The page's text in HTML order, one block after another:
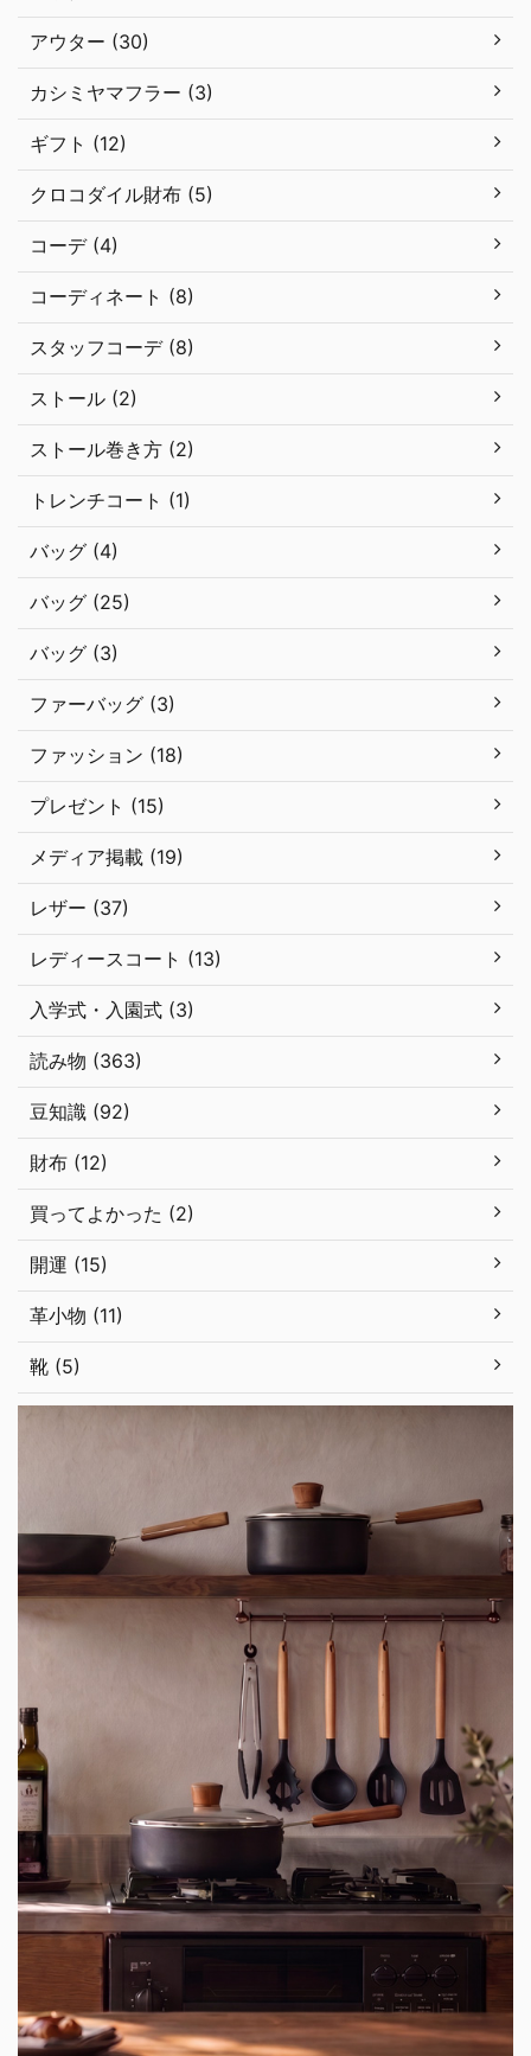
アウター (30)
カシミヤマフラー (3)
ギフト (12)
クロコダイル財布 (5)
コーデ (4)
コーディネート (8)
スタッフコーデ (8)
ストール (2)
ストール巻き方 (2)
トレンチコート (1)
バッグ (4)
バッグ (25)
バッグ (3)
ファーバッグ (3)
ファッション (18)
プレゼント (15)
メディア掲載 (19)
レザー (37)
レディースコート (13)
入学式・入園式 (3)
読み物 (363)
豆知識 (92)
財布 (12)
買ってよかった (2)
開運 (15)
革小物 (11)
靴 (5)